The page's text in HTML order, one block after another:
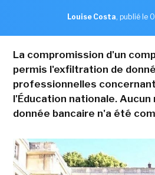
Louise Costa, publié le
La compromission d'un
permis l'exfiltration de
professionnelles
l'Éducation nationale. Aucun
donnée bancaire n'a été